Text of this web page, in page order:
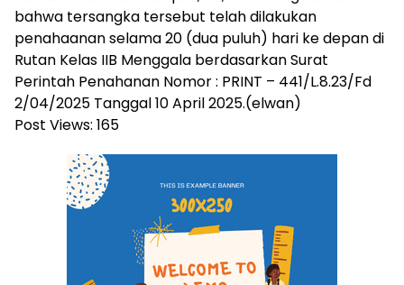
News
bahwa tersangka tersebut telah dilakukan
penahaanan selama 20 (dua puluh) hari ke depan di
Rutan Kelas IIB Menggala berdasarkan Surat
Perintah Penahanan Nomor : PRINT – 441/L.8.23/Fd
2/04/2025 Tanggal 10 April 2025.(elwan)
Post Views: 165